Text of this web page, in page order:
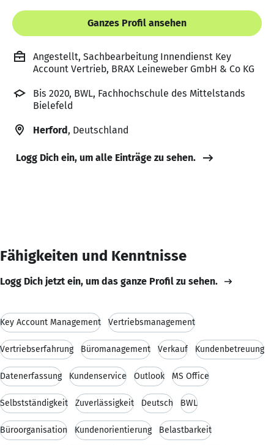
Ganzes Profil ansehen
Angestellt, Sachbearbeitung Innendienst Key
Account Vertrieb, BRAX Leineweber GmbH & Co KG
Bis 2020, BWL, Fachhochschule des Mittelstands
Bielefeld
Herford, Deutschland
Logg Dich ein, um alle Einträge zu sehen.
Fähigkeiten und Kenntnisse
Logg Dich jetzt ein, um das ganze Profil zu sehen.
Key Account Management Vertriebsmanagement
Vertriebserfahrung Büromanagement Verkauf Kundenbetreuung
Datenerfassung Kundenservice Outlook MS Office
Selbstständigkeit Zuverlässigkeit Deutsch BWL
Büroorganisation Kundenorientierung Belastbarkeit